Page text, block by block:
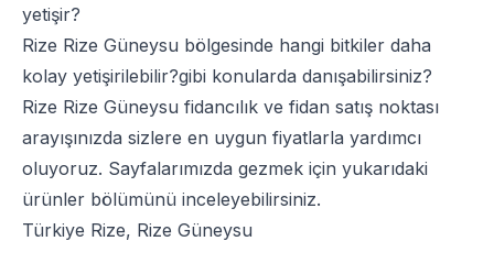
yetişir?
Rize Rize Güneysu bölgesinde hangi bitkiler daha
kolay yetişirilebilir?gibi konularda danışabilirsiniz?
Rize Rize Güneysu fidancılık ve fidan satış noktası
arayışınızda sizlere en uygun fiyatlarla yardımcı
oluyoruz. Sayfalarımızda gezmek için yukarıdaki
ürünler bölümünü inceleyebilirsiniz.
Türkiye Rize, Rize Güneysu